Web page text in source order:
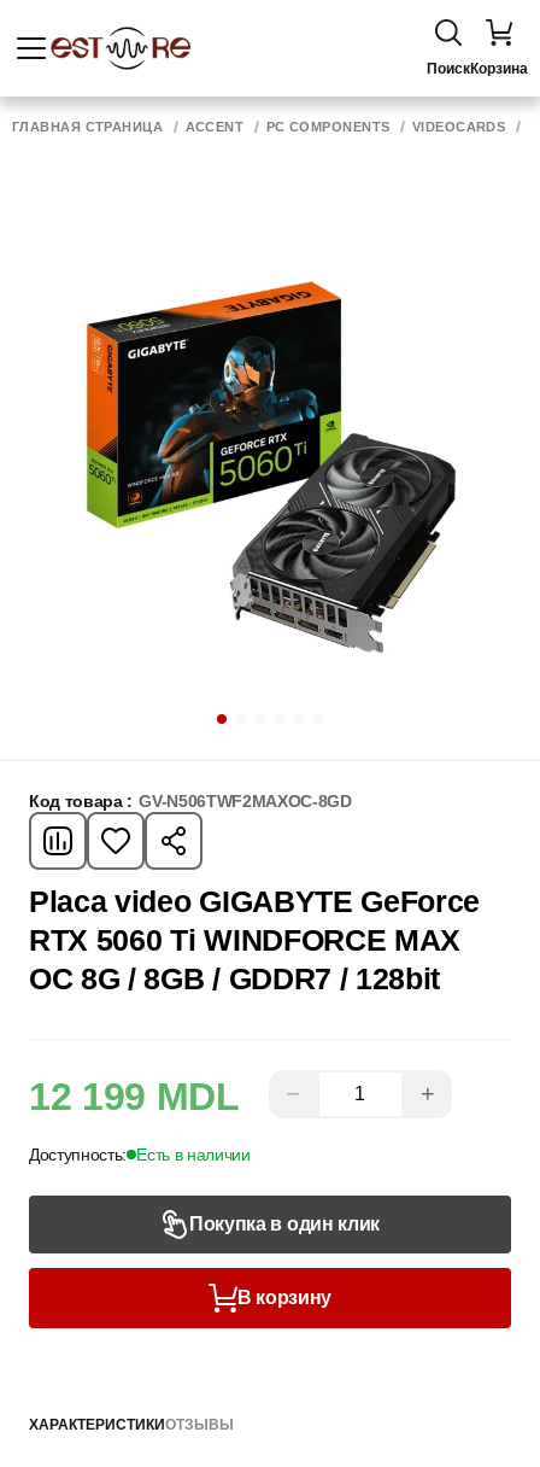
ПоискКорзина
ГЛАВНАЯ СТРАНИЦА ACCENT PC COMPONENTS VIDEOCARDS
Код товара : GV-N506TWF2MAXOC-8GD
Placa video GIGABYTE GeForce
RTX 5060 Ti WINDFORCE MAX
OC 8G / 8GB / GDDR7 / 128bit
12 199 MDL − +
Доступность: Есть в наличии
Покупка в один клик
В корзину
ХАРАКТЕРИСТИКИОТЗЫВЫ